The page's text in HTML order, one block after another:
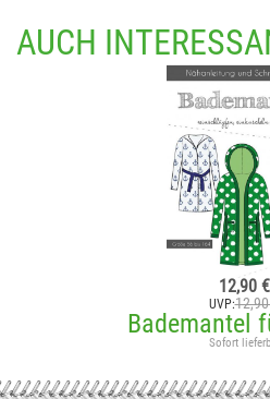
AUCH
12,90 €
UVP:
Bademantel
Sofort